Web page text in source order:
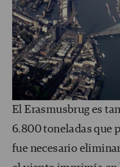
El Erasmusbrug es
6.800 toneladas que
fue necesario